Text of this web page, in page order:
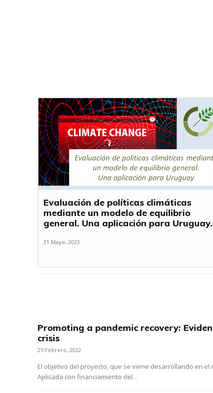
Evaluación de políticas climáticas
mediante un modelo de equilibrio
general. Una aplicación para Uruguay.
31 Mayo, 2023
Promoting a pandemic recovery:
crisis
25 Febrero, 2022
El objetivo del proyecto, que se viene desarrollando en
Aplicada con financiamiento del...